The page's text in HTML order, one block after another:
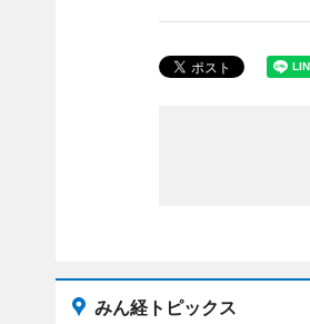
みん経トピックス